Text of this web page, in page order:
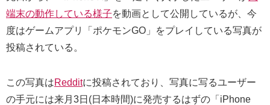
端末の動作している様子を動画として公開しているが、今
度はゲームアプリ「ポケモンGO」をプレイしている写真が
投稿されている。
この写真はRedditに投稿されており、写真に写るユーザー
の手元には来月3日(日本時間)に発売するはずの「iPhone